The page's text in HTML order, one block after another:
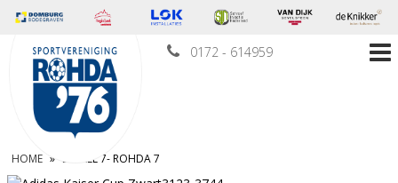
0172 - 614959
HOME » BERKEL 7- ROHDA 7